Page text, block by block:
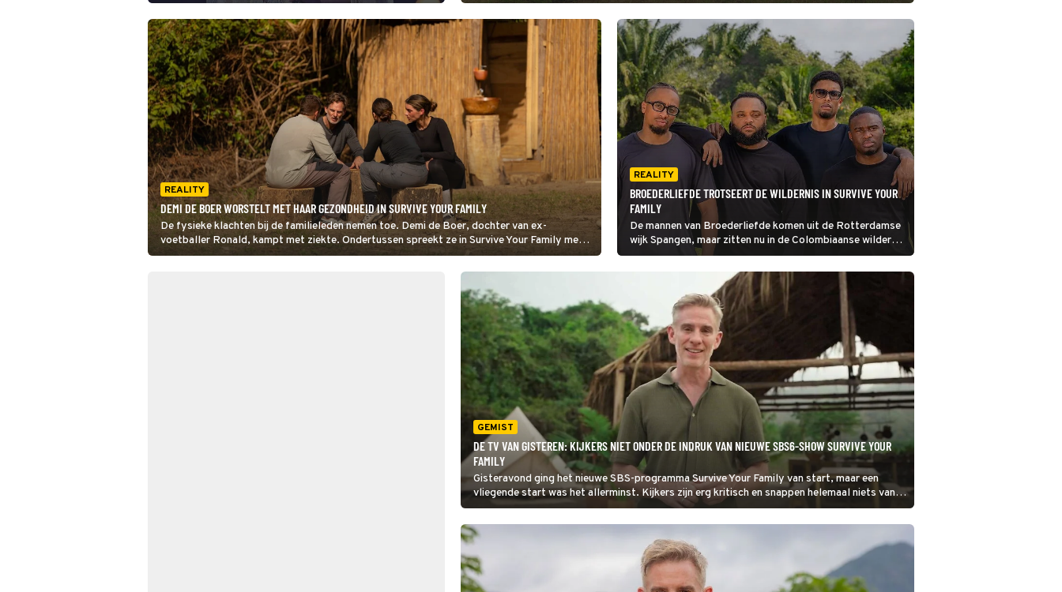
finale werd beter bekeken dan die van dinsdag waar onder
meer België en favoriet Finland te zien was.
REALITY
DEMI DE BOER WORSTELT MET HAAR GEZONDHEID IN SURVIVE YOUR FAMILY
De fysieke klachten bij de familieleden nemen toe. Demi de Boer, dochter van ex-
voetballer Ronald, kampt met ziekte. Ondertussen spreekt ze in Survive Your Family met
presentator Art Rooijakkers openhartig over haar band met haar vader.
REALITY
BROEDERLIEFDE TROTSEERT DE WILDERNIS IN SURVIVE YOUR
FAMILY
De mannen van Broederliefde komen uit de Rotterdamse
wijk Spangen, maar zitten nu in de Colombiaanse wildernis
voor het programma Survive Your Family. Heel
toepasselijk heet hun grootste hit Jungle. Het bereikte
een vierde plek in de Single Top 100.
GEMIST
DE TV VAN GISTEREN: KIJKERS NIET ONDER DE INDRUK VAN NIEUWE SBS6-SHOW SURVIVE YOUR
FAMILY
Gisteravond ging het nieuwe SBS-programma Survive Your Family van start, maar een
vliegende start was het allerminst. Kijkers zijn erg kritisch en snappen helemaal niets van
de survivalshow.